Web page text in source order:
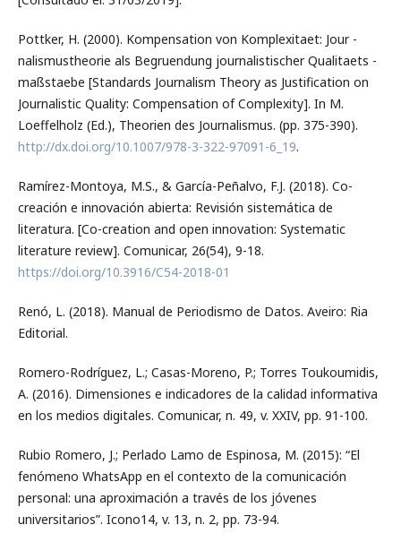
Pottker, H. (2000). Kompensation von Komplexitaet: Jour -
nalismustheorie als Begruendung journalistischer Qualitaets -
maßstaebe [Standards Journalism Theory as Justification on
Journalistic Quality: Compensation of Complexity]. In M.
Loeffelholz (Ed.), Theorien des Journalismus. (pp. 375-390).
http://dx.doi.org/10.1007/978-3-322-97091-6_19.
Ramírez-Montoya, M.S., & García-Peñalvo, F.J. (2018). Co-
creación e innovación abierta: Revisión sistemática de
literatura. [Co-creation and open innovation: Systematic
literature review]. Comunicar, 26(54), 9-18.
https://doi.org/10.3916/C54-2018-01
Renó, L. (2018). Manual de Periodismo de Datos. Aveiro: Ria
Editorial.
Romero-Rodríguez, L.; Casas-Moreno, P.; Torres Toukoumidis,
A. (2016). Dimensiones e indicadores de la calidad informativa
en los medios digitales. Comunicar, n. 49, v. XXIV, pp. 91-100.
Rubio Romero, J.; Perlado Lamo de Espinosa, M. (2015): “El
fenómeno WhatsApp en el contexto de la comunicación
personal: una aproximación a través de los jóvenes
universitarios”. Icono14, v. 13, n. 2, pp. 73-94.